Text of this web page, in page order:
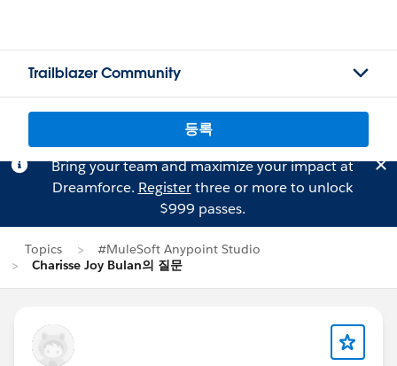
Trailblazer Community
등록
Bring your team and maximize your impact at
Dreamforce. Registerthree or more to unlock
$999 passes.
Topics
#MuleSoft Anypoint Studio
Charisse Joy Bulan의 질문